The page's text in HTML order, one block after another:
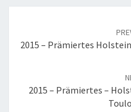
2015 – Prämiertes
2015 – Prämiertes –